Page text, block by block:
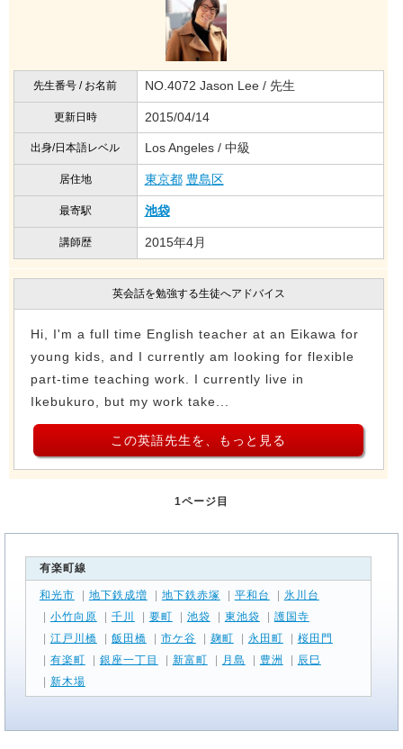
先生番号 / お名前 NO.4072 Jason Lee / 先生
更新日時 2015/04/14
出身/日本語レベル Los Angeles / 中級
居住地 東京都 豊島区
最寄駅 池袋
講師歴 2015年4月
英会話を勉強する生徒へアドバイス
Hi, I'm a full time English teacher at an Eikawa for
young kids, and I currently am looking for flexible
part-time teaching work. I currently live in
Ikebukuro, but my work take...
この英語先生を、もっと見る
1ページ目
有楽町線
和光市 地下鉄成増 地下鉄赤塚 平和台
氷川台
小竹向原 千川 要町 池袋 東池袋
護国寺
江戸川橋 飯田橋 市ケ谷 麹町 永田町
桜田門
有楽町 銀座一丁目 新富町 月島 豊洲
辰巳
新木場